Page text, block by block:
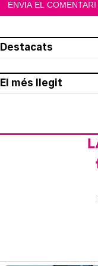
Destacats
El més llegit